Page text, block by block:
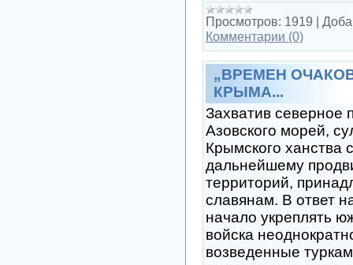
Просмотров: 1919 |
Комментарии (0)
„ВРЕМЕН
КРЫМА...
Захватив северное
Азовского морей,
Крымского ханства
дальнейшему
территорий,
славянам. В ответ
начало укреплять
войска
возведенные